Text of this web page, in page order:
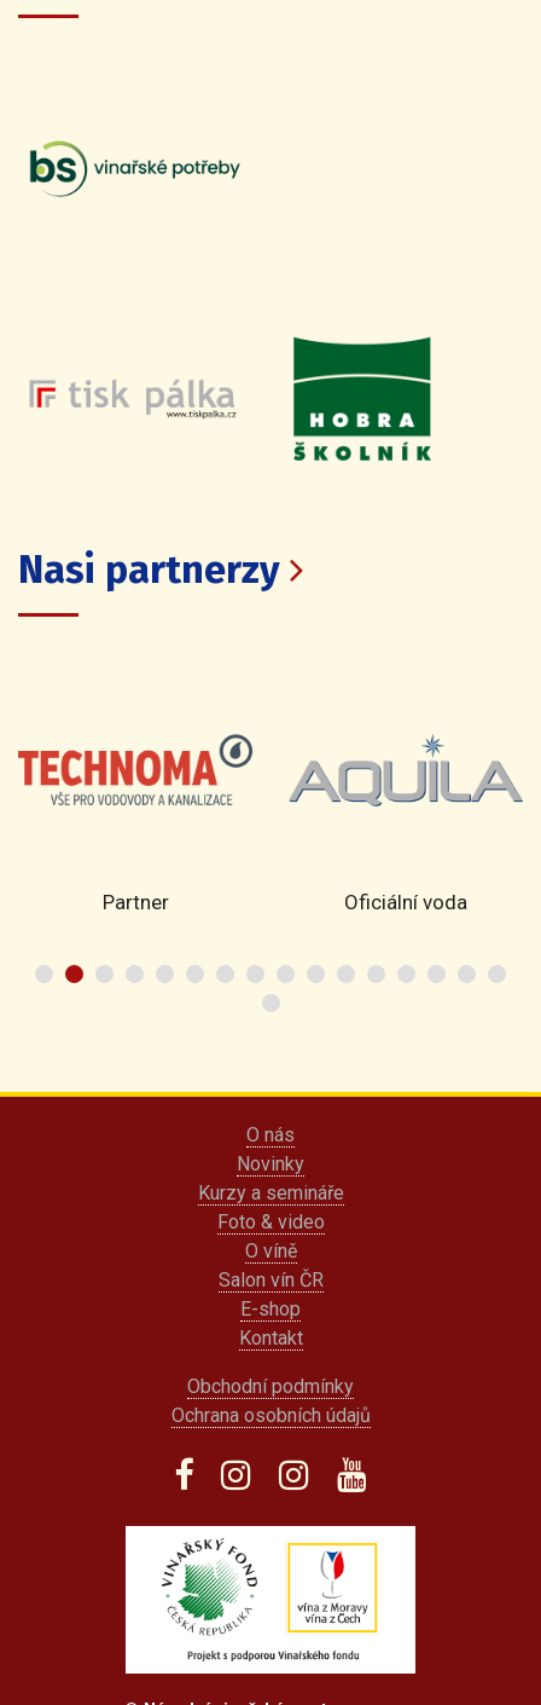
Nasi partnerzy
Partner Oficiální voda
O nás
Novinky
Kurzy a semináře
Foto & video
O víně
Salon vín ČR
E-shop
Kontakt
Obchodní podmínky
Ochrana osobních údajů